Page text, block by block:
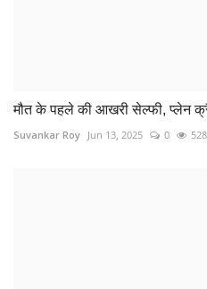
मौत के पहले की आखरी सेल्फी, प्लेन
Suvankar Roy Jun 13, 2025 0 528